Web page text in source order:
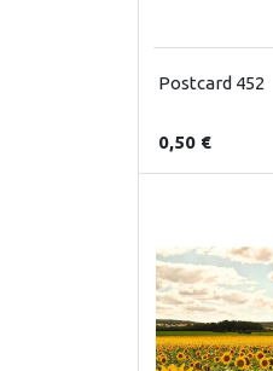
Postcard 452
0,50 €